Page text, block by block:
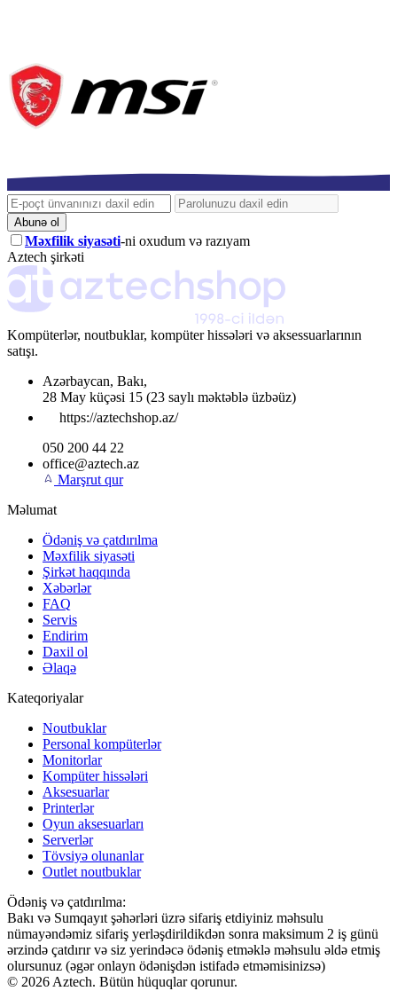
Abunə ol
Məxfilik siyasəti-ni oxudum və razıyam
Aztech şirkəti
Kompüterlər, noutbuklar, kompüter hissələri və aksessuarlarının
satışı.
Azərbaycan, Bakı,
28 May küçəsi 15 (23 saylı məktəblə üzbəüz)
https://aztechshop.az/
050 200 44 22
office@aztech.az
Marşrut qur
Məlumat
Ödəniş və çatdırılma
Məxfilik siyasəti
Şirkət haqqında
Xəbərlər
FAQ
Servis
Endirim
Daxil ol
Əlaqə
Kateqoriyalar
Noutbuklar
Personal kompüterlər
Monitorlar
Kompüter hissələri
Aksesuarlar
Printerlər
Oyun aksesuarları
Serverlər
Tövsiyə olunanlar
Outlet noutbuklar
Ödəniş və çatdırılma:
Bakı və Sumqayıt şəhərləri üzrə sifariş etdiyiniz məhsulu
nümayəndəmiz sifariş yerləşdirildikdən sonra maksimum 2 iş günü
ərzində çatdırır və siz yerindəcə ödəniş etməklə məhsulu əldə etmiş
olursunuz (əgər onlayn ödənişdən istifadə etməmisinizsə)
© 2026 Aztech. Bütün hüquqlar qorunur.